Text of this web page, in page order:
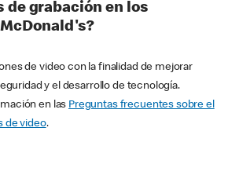
de grabación en los
de video con la finalidad de mejorar
y el desarrollo de tecnología.
en las Preguntas frecuentes sobre el
de video.